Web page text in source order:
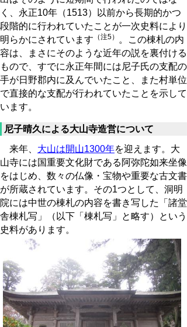
く、永正10年（1513）以前から長期的かつ
段階的に行われていたことが一次史料により
明らかにされています （注5）
。この棟札の内
容は、まさにそのような近年の説を裏付ける
もので、すでに永正年間には尼子氏の支配の
手が日野郡内に及んでいたこと、また村単位
で直接的な支配が行われていたことを示して
います。
尼子晴久による大山寺造営について
来年、 大山は開山1300年を迎えます。大
山寺には国重要文化財である阿弥陀如来坐像
をはじめ、数々の仏像・宝物や重要な古文書
が所蔵されています。その1つとして、洞明
院には中世の棟札の内容を書き写した「諸堂
舎棟札写」（以下「棟札写」と略す）という
史料があります。